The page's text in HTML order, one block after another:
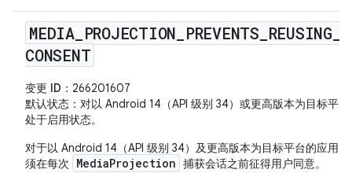
MEDIA_ PROJECTION PREVENTS REUSING
CONSENT
变更 ID ：266201607
默认状态 ：对以 Android 14（API 级别 34）或更高版本为目标平
处于启用状态。
对于以 Android 14（API 级别 34）及更高版本为目标平台的应用
须在每次
MediaProjection 捕获会话之前征得用户同意。